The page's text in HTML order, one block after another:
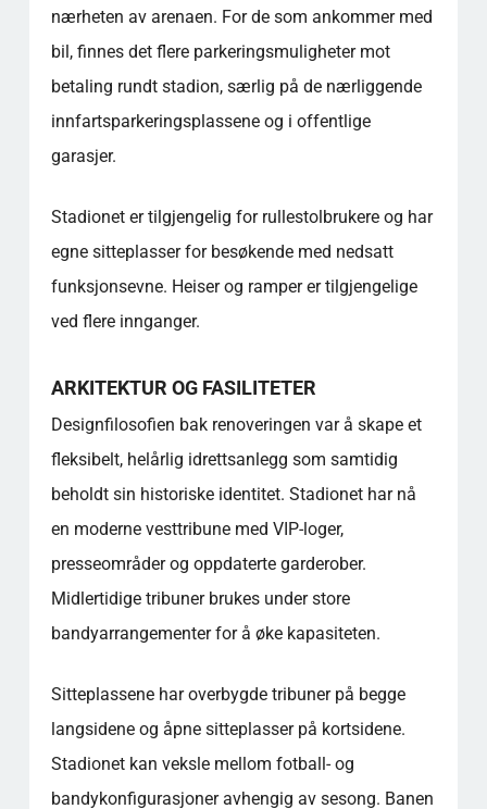
nærheten av arenaen. For de som ankommer med
bil, finnes det flere parkeringsmuligheter mot
betaling rundt stadion, særlig på de nærliggende
innfartsparkeringsplassene og i offentlige
garasjer.
Stadionet er tilgjengelig for rullestolbrukere og har
egne sitteplasser for besøkende med nedsatt
funksjonsevne. Heiser og ramper er tilgjengelige
ved flere innganger.
ARKITEKTUR OG FASILITETER
Designfilosofien bak renoveringen var å skape et
fleksibelt, helårlig idrettsanlegg som samtidig
beholdt sin historiske identitet. Stadionet har nå
en moderne vesttribune med VIP-loger,
presseområder og oppdaterte garderober.
Midlertidige tribuner brukes under store
bandyarrangementer for å øke kapasiteten.
Sitteplassene har overbygde tribuner på begge
langsidene og åpne sitteplasser på kortsidene.
Stadionet kan veksle mellom fotball- og
bandykonfigurasjoner avhengig av sesong. Banen